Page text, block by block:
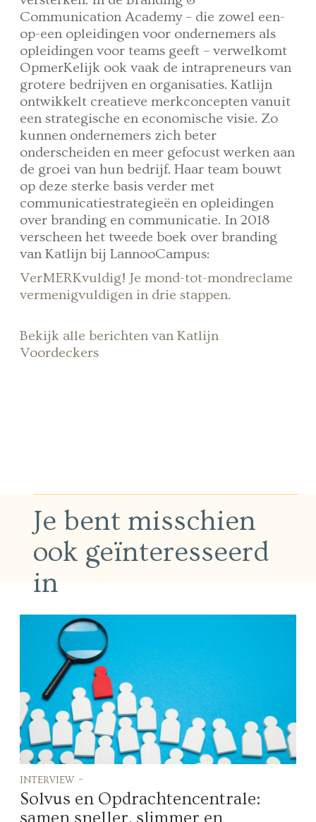
Communication Academy – die zowel een-
op-een opleidingen voor ondernemers als
opleidingen voor teams geeft – verwelkomt
OpmerKelijk ook vaak de intrapreneurs van
grotere bedrijven en organisaties. Katlijn
ontwikkelt creatieve merkconcepten vanuit
een strategische en economische visie. Zo
kunnen ondernemers zich beter
onderscheiden en meer gefocust werken aan
de groei van hun bedrijf. Haar team bouwt
op deze sterke basis verder met
communicatiestrategieën en opleidingen
over branding en communicatie. In 2018
verscheen het tweede boek over branding
van Katlijn bij LannooCampus:
VerMERKvuldig! Je mond-tot-mondreclame
vermenigvuldigen in drie stappen.
Bekijk alle berichten van Katlijn
Voordeckers
Je bent misschien
ook geïnteresseerd
in
interview -
Solvus en Opdrachtencentrale: